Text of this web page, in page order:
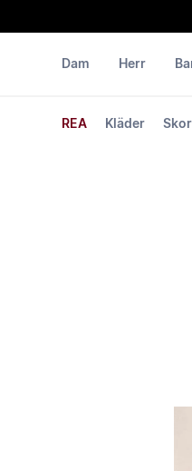
Dam
REA Kläder Skor
Herr